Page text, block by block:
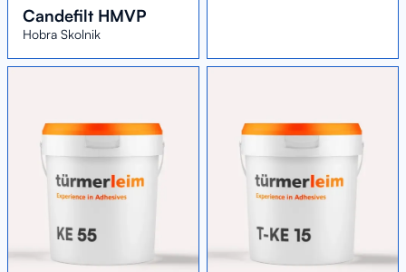
Candefilt HMVP
Hobra Skolnik